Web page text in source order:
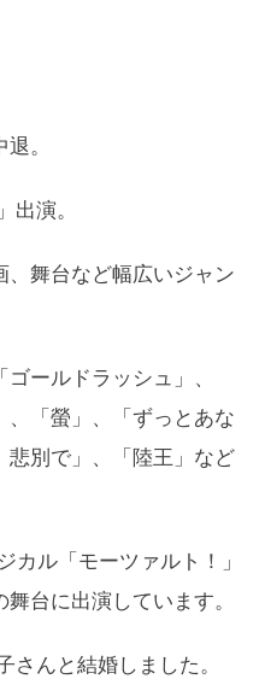
。
出演。
、舞台など幅広いジャン
ールドラッシュ」、
、「螢」、「ずっとあな
悲別で」、「陸王」など
ル「モーツァルト！」
台に出演しています。
さんと結婚しました。